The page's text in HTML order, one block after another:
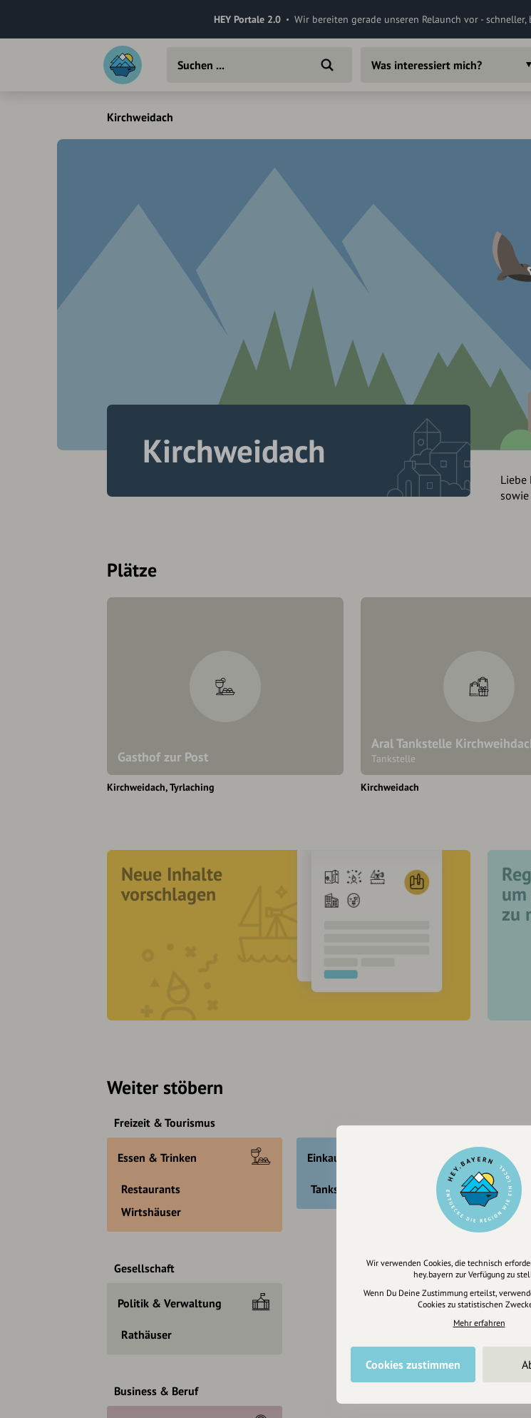
HEY Portale 2.0 Wir bereiten gerade unseren Relaunch vor - schneller,
Was interessiert mich?
Kirchweidach
Kirchweidach
Liebe
sowie
Plätze
Gasthof zur Post
Kirchweidach Tyrlaching
Aral Tankstelle
Tankstelle
Kirchweidach
Neue Inhalte
vorschlagen
zu
Weiter stöbern
Freizeit & Tourismus
Essen & Trinken
Restaurants
Wirtshäuser
Einkaufen
Tankstellen
Gesellschaft
Politik & Verwaltung
Rathäuser
Business & Beruf
Wir verwenden Cookies, die technisch
hey.bayern zur Verfügung zu
Wenn Du Deine Zustimmung erteilst,
Cookies zu statistischen
Mehr erfahren
Cookies zustimmen